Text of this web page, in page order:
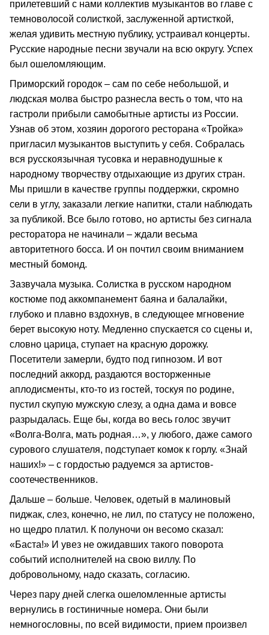
прилетевший с нами коллектив музыкантов во главе с
темноволосой солисткой, заслуженной артисткой,
желая удивить местную публику, устраивал концерты.
Русские народные песни звучали на всю округу. Успех
был ошеломляющим.
Приморский городок – сам по себе небольшой, и
людская молва быстро разнесла весть о том, что на
гастроли прибыли самобытные артисты из России.
Узнав об этом, хозяин дорогого ресторана «Тройка»
пригласил музыкантов выступить у себя. Собралась
вся русскоязычная тусовка и неравнодушные к
народному творчеству отдыхающие из других стран.
Мы пришли в качестве группы поддержки, скромно
сели в углу, заказали легкие напитки, стали наблюдать
за публикой. Все было готово, но артисты без сигнала
ресторатора не начинали – ждали весьма
авторитетного босса. И он почтил своим вниманием
местный бомонд.
Зазвучала музыка. Солистка в русском народном
костюме под аккомпанемент баяна и балалайки,
глубоко и плавно вздохнув, в следующее мгновение
берет высокую ноту. Медленно спускается со сцены и,
словно царица, ступает на красную дорожку.
Посетители замерли, будто под гипнозом. И вот
последний аккорд, раздаются восторженные
аплодисменты, кто-то из гостей, тоскуя по родине,
пустил скупую мужскую слезу, а одна дама и вовсе
разрыдалась. Еще бы, когда во весь голос звучит
«Волга-Волга, мать родная…», у любого, даже самого
сурового слушателя, подступает комок к горлу. «Знай
наших!» – с гордостью радуемся за артистов-
соотечественников.
Дальше – больше. Человек, одетый в малиновый
пиджак, слез, конечно, не лил, по статусу не положено,
но щедро платил. К полуночи он весомо сказал:
«Баста!» И увез не ожидавших такого поворота
событий исполнителей на свою виллу. По
добровольному, надо сказать, согласию.
Через пару дней слегка ошеломленные артисты
вернулись в гостиничные номера. Они были
немногословны, по всей видимости, прием произвел